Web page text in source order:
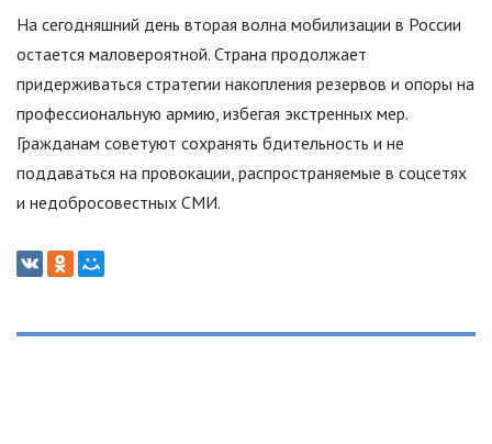
На сегодняшний день вторая волна мобилизации в России
остается маловероятной. Страна продолжает
придерживаться стратегии накопления резервов и опоры на
профессиональную армию, избегая экстренных мер.
Гражданам советуют сохранять бдительность и не
поддаваться на провокации, распространяемые в соцсетях
и недобросовестных СМИ.